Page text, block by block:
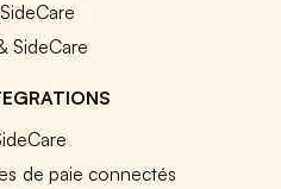
SideCare
de paie connectés